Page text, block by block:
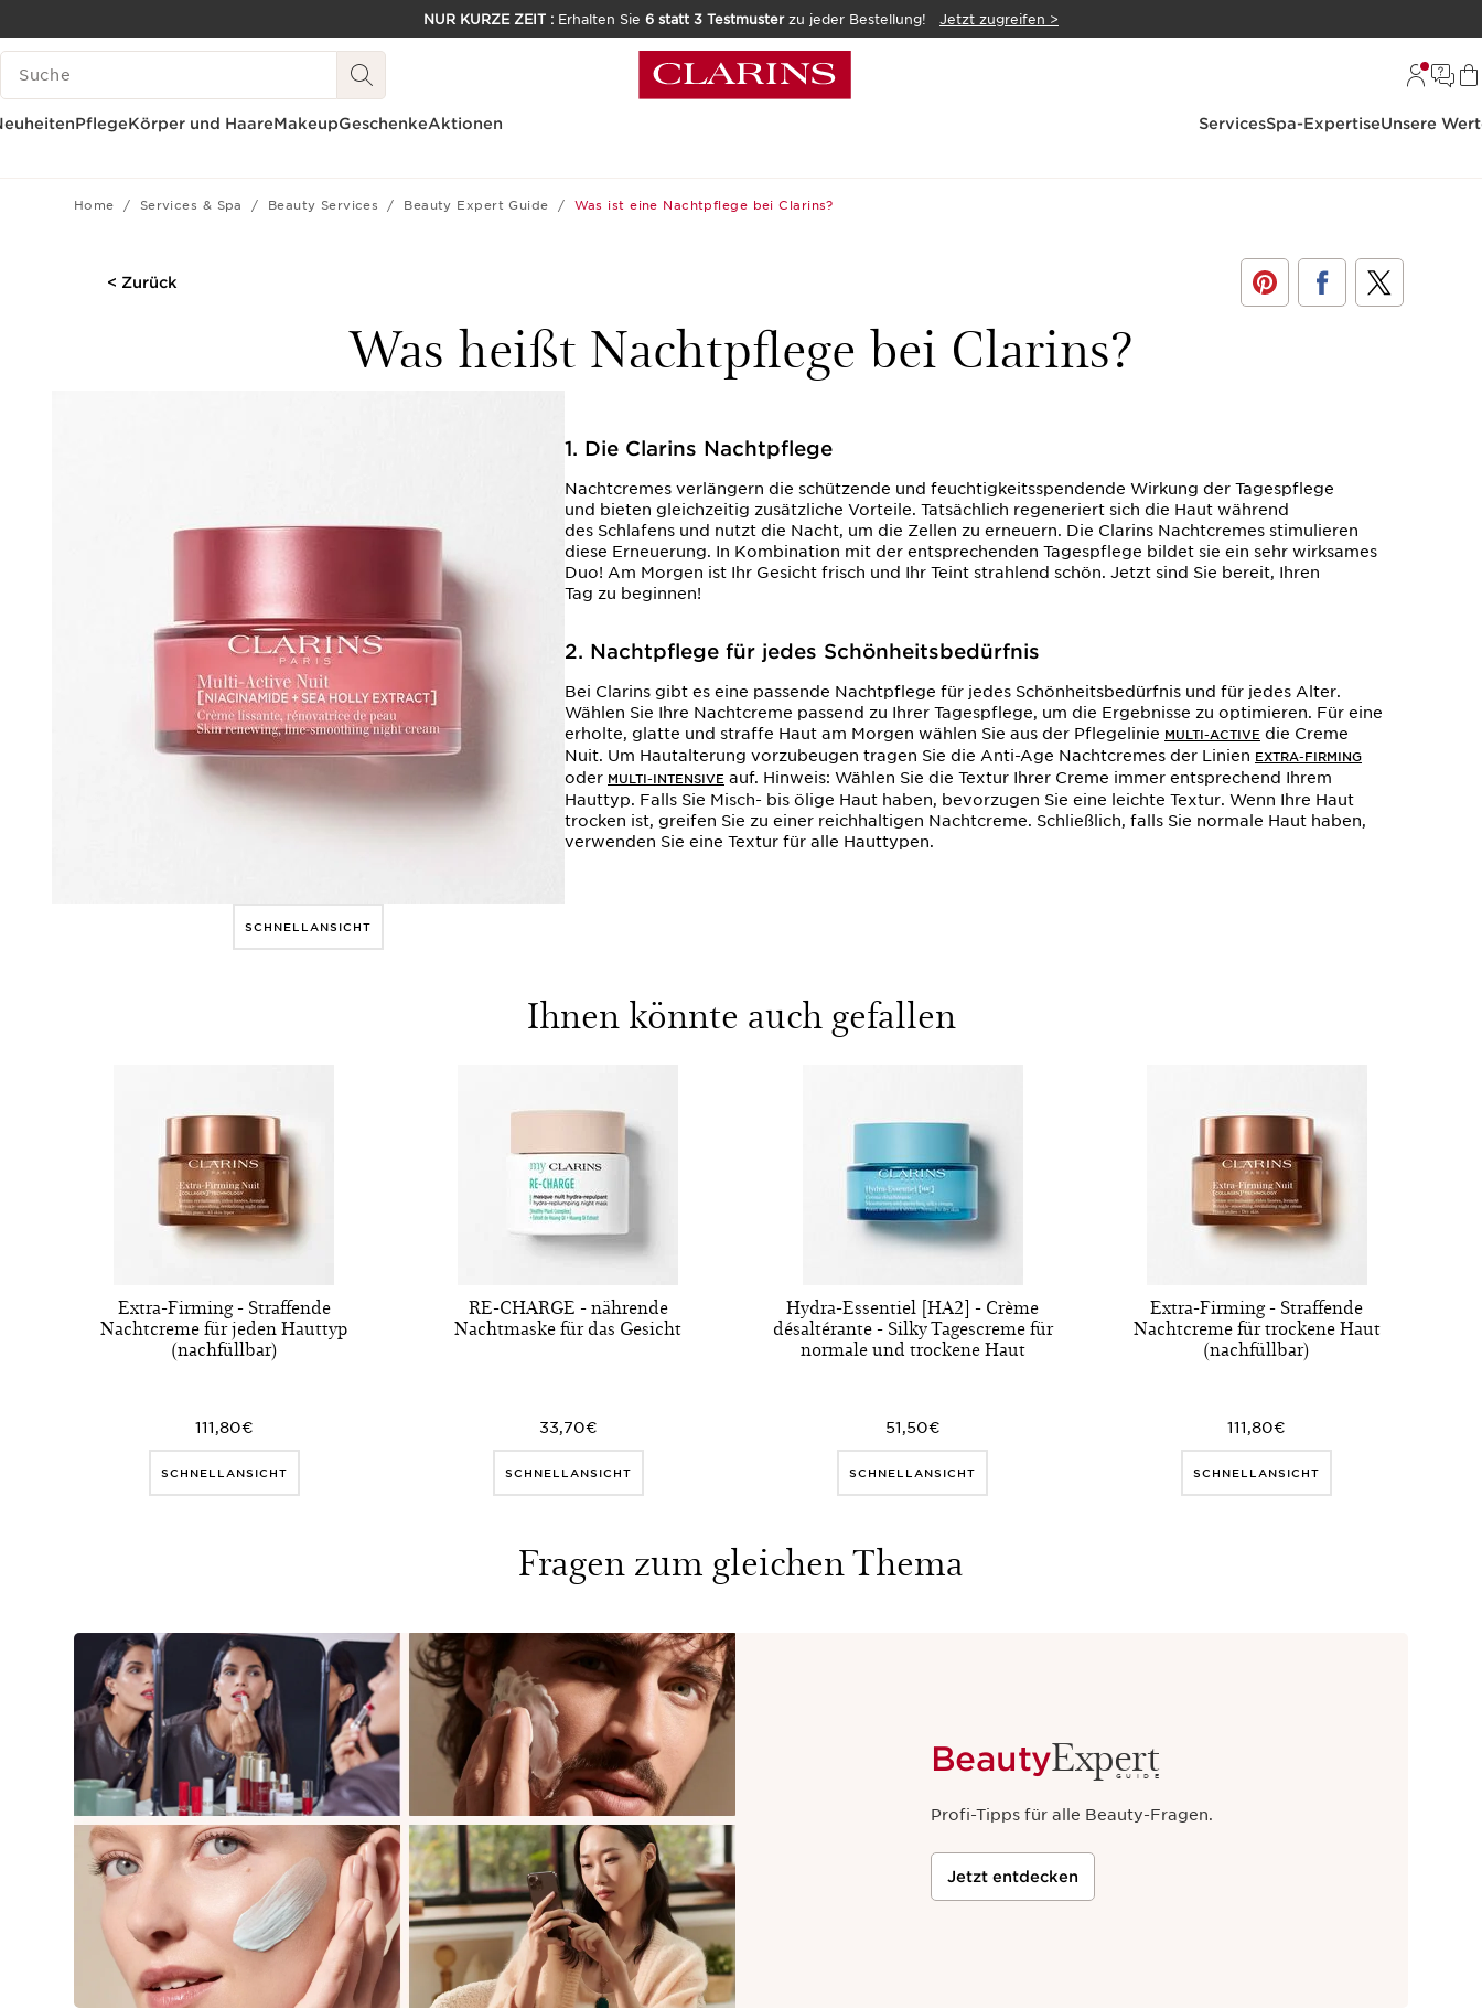
WEITER ZUM INHALT
NUR KURZE ZEIT : Erhalten Sie 6 statt 3 Testmusterzu jeder Bestellung!
Jetzt zugreifen >
LEGENDE SUCHEN
PflegeKörper und HaareMakeupGeschenkeAktionen ServicesSpa-ExpertiseUnsere
Home Services & Spa Beauty Services Beauty Expert Guide Was ist eine Nachtpflege bei Clarins?
< Zurück
Was heißt Nachtpflege bei Clarins?
SCHNELLANSICHT
1. Die Clarins Nachtpflege
Nachtcremes verlängern die schützende und feuchtigkeitsspendende Wirkung der Tagespflege
und bieten gleichzeitig zusätzliche Vorteile. Tatsächlich regeneriert sich die Haut während
des Schlafens und nutzt die Nacht, um die Zellen zu erneuern. Die Clarins Nachtcremes stimulieren
diese Erneuerung. In Kombination mit der entsprechenden Tagespflege bildet sie ein sehr wirksames
Duo! Am Morgen ist Ihr Gesicht frisch und Ihr Teint strahlend schön. Jetzt sind Sie bereit, Ihren
Tag zu beginnen!
2. Nachtpflege für jedes Schönheitsbedürfnis
Bei Clarins gibt es eine passende Nachtpflege für jedes Schönheitsbedürfnis und für jedes Alter.
Wählen Sie Ihre Nachtcreme passend zu Ihrer Tagespflege, um die Ergebnisse zu optimieren. Für eine
erholte, glatte und straffe Haut am Morgen wählen Sie aus der Pflegelinie MULTI-ACTIVE die Creme
Nuit. Um Hautalterung vorzubeugen tragen Sie die Anti-Age Nachtcremes der Linien EXTRA-FIRMING
oder MULTI-INTENSIVE auf. Hinweis: Wählen Sie die Textur Ihrer Creme immer entsprechend Ihrem
Hauttyp. Falls Sie Misch- bis ölige Haut haben, bevorzugen Sie eine leichte Textur. Wenn Ihre Haut
trocken ist, greifen Sie zu einer reichhaltigen Nachtcreme. Schließlich, falls Sie normale Haut haben,
verwenden Sie eine Textur für alle Hauttypen.
Ihnen könnte auch gefallen
Extra-Firming - Straffende
Nachtcreme für jeden Hauttyp
(nachfüllbar)
111,80€
SCHNELLANSICHT
RE-CHARGE - nährende
Nachtmaske für das Gesicht
33,70€
SCHNELLANSICHT
Hydra-Essentiel [HA2] - Crème
désaltérante - Silky Tagescreme für
normale und trockene Haut
51,50€
SCHNELLANSICHT
Extra-Firming - Straffende
Nachtcreme für trockene Haut
(nachfüllbar)
111,80€
SCHNELLANSICHT
Fragen zum gleichen Thema
BeautyExpert
GUIDE
Profi-Tipps für alle Beauty-Fragen.
Jetzt entdecken